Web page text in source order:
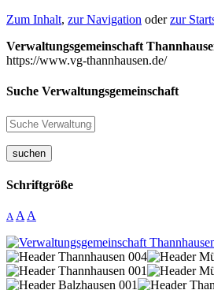
Zum Inhalt, zur Navigation oderzur
Verwaltungsgemeinschaft
https://www.vg-thannhausen.de/
Suche Verwaltungsgemeinschaft
suchen
Schriftgröße
A A A